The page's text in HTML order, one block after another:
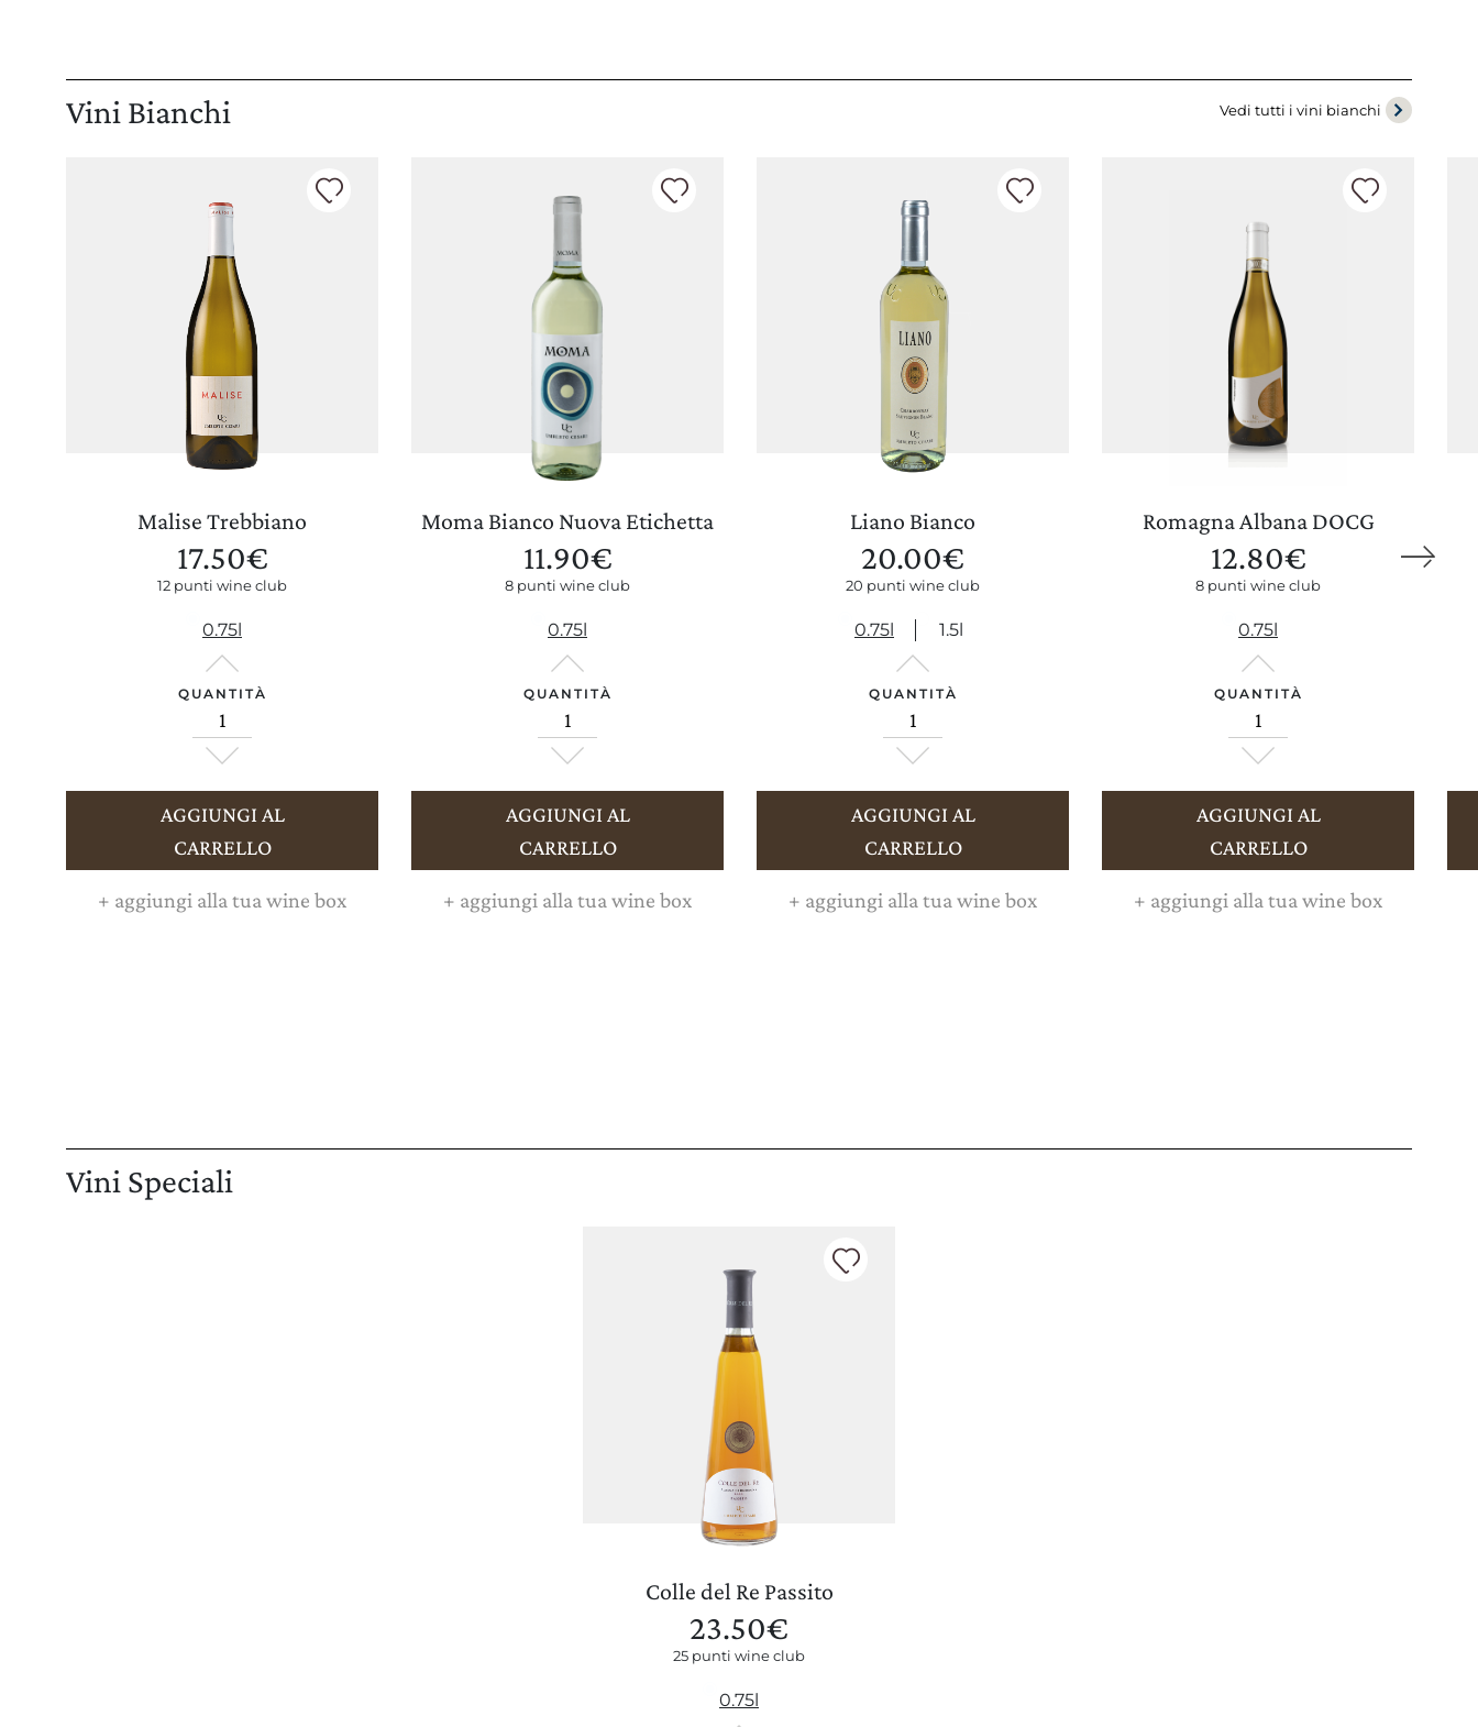
Il nostro shop
EVENTI BUSINESS
CONTATTI
Wine Club
Vini Bianchi Vedi tutti i vini bianchi
Malise Trebbiano
17.50€
12 punti wine club
0.75l
QUANTITÀ
AGGIUNGI AL
CARRELLO
+ aggiungi alla tua wine box
Moma Bianco Nuova Etichetta
11.90€
8 punti wine club
0.75l
QUANTITÀ
AGGIUNGI AL
CARRELLO
+ aggiungi alla tua wine box
Liano Bianco
20.00€
20 punti wine club
0.75l 1.5l
QUANTITÀ
AGGIUNGI AL
CARRELLO
+ aggiungi alla tua wine box
Romagna Albana DOCG
12.80€
8 punti wine club
0.75l
QUANTITÀ
AGGIUNGI AL
CARRELLO
+ aggiungi alla tua wine box
Vini Speciali
Colle del Re Passito
23.50€
25 punti wine club
0.75l